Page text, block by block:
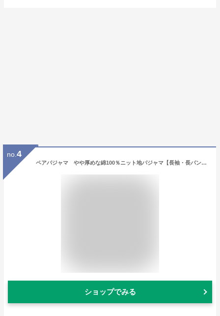
no. 4
ペアパジャマ やや厚めな綿100％ニット地パジャマ【長袖・長パンツ】【秋冬向き素材】【送料無料】【ブライダルギフト】【結婚祝い】【ギフトパジャマ】【ルームウェア】
ショップでみる